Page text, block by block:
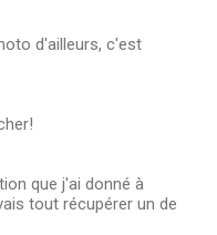
d'ailleurs, c'est
que j'ai donné à
tout récupérer un de